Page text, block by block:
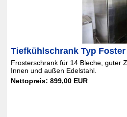
Tiefkühlschrank Typ Foster
Frosterschrank für 14 Bleche, guter
Innen und außen Edelstahl.
Nettopreis: 899,00 EUR